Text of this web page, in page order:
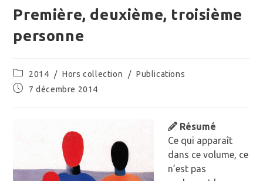
Première, deuxième, troisième
personne
Post
category:
2014 / Hors collection / Publications
Publication
7 décembre 2014
Résumé
Ce qui apparaît
dans ce volume, ce
n’est pas